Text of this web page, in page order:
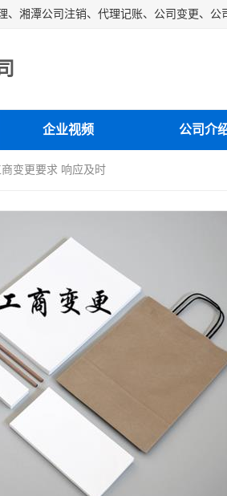
企业视频 公司介
变更要求 响应及时